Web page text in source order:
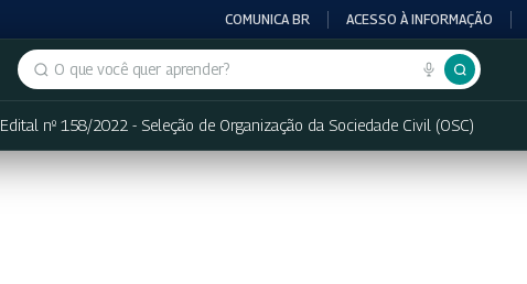
COMUNICA BR ACESSO À INFORMAÇÃO
Buscar no portal
Edital nº 158/2022 - Seleção de Organização da Sociedade Civil (OSC)